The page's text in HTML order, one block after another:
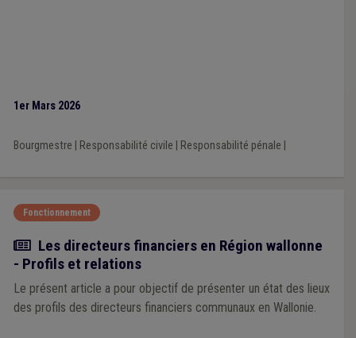
1er Mars 2026
Bourgmestre Responsabilité civile Responsabilité pénale
Fonctionnement
Article
Les directeurs financiers en Région wallonne
- Profils et relations
Le présent article a pour objectif de présenter un état des lieux
des profils des directeurs financiers communaux en Wallonie.